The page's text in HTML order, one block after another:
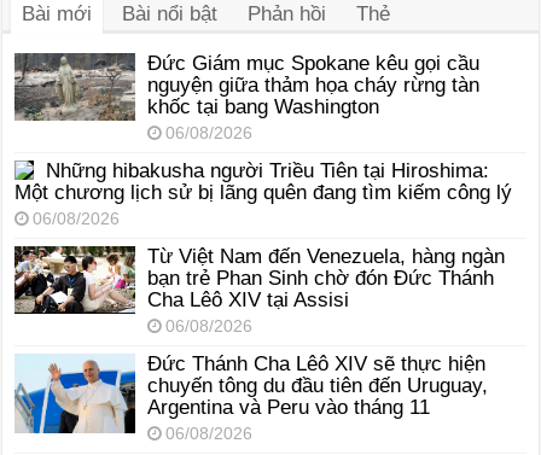
Bài mới Bài nổi bật Phản hồi Thẻ
Đức Giám mục Spokane kêu gọi cầu
nguyện giữa thảm họa cháy rừng tàn
khốc tại bang Washington
06/08/2026
Những hibakusha người Triều Tiên tại Hiroshima:
Một chương lịch sử bị lãng quên đang tìm kiếm công lý
06/08/2026
Từ Việt Nam đến Venezuela, hàng ngàn
bạn trẻ Phan Sinh chờ đón Đức Thánh
Cha Lêô XIV tại Assisi
06/08/2026
Đức Thánh Cha Lêô XIV sẽ thực hiện
chuyến tông du đầu tiên đến Uruguay,
Argentina và Peru vào tháng 11
06/08/2026